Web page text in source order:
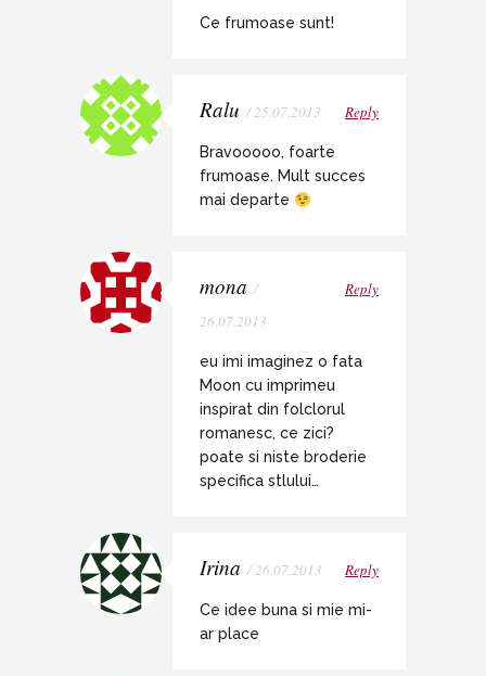
Ce frumoase sunt!
Ralu / 25.07.2013 Reply
Bravooooo, foarte
frumoase. Mult succes
mai departe
mona /
26.07.2013
Reply
eu imi imaginez o fata
Moon cu imprimeu
inspirat din folclorul
romanesc, ce zici?
poate si niste broderie
specifica stlului…
Irina / 26.07.2013 Reply
Ce idee buna si mie mi-
ar place